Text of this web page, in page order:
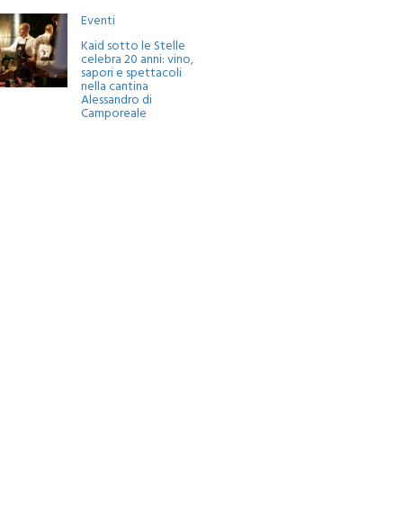
Eventi
Kaid sotto le Stelle
celebra 20 anni: vino,
sapori e spettacoli
nella cantina
Alessandro di
Camporeale